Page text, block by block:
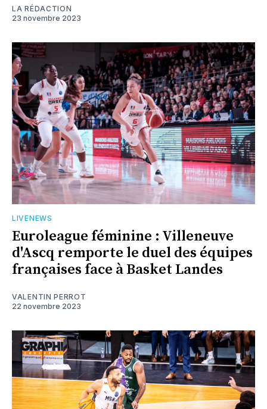
LA RÉDACTION
23 novembre 2023
LIVENEWS
Euroleague féminine : Villeneuve
d'Ascq remporte le duel des équipes
françaises face à Basket Landes
VALENTIN PERROT
22 novembre 2023